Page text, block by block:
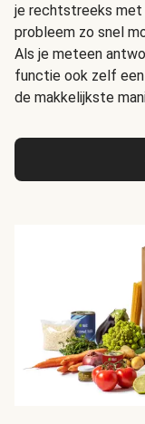
je rechtstreeks met
probleem zo snel
Als je meteen
functie ook zelf
de makkelijkste